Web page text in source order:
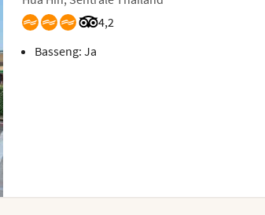
4,2
Vurdering fra Tripadvisor: 4.2 of 5
Basseng: Ja